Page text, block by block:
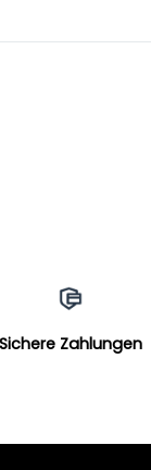
Sichere Zahlungen